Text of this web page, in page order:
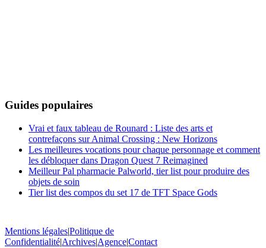
Guides populaires
Vrai et faux tableau de Rounard : Liste des arts et
contrefaçons sur Animal Crossing : New Horizons
Les meilleures vocations pour chaque personnage et comment
les débloquer dans Dragon Quest 7 Reimagined
Meilleur Pal pharmacie Palworld, tier list pour produire des
objets de soin
Tier list des compos du set 17 de TFT Space Gods
Mentions légales|Politique de
Confidentialité|Archives|Agence|Contact